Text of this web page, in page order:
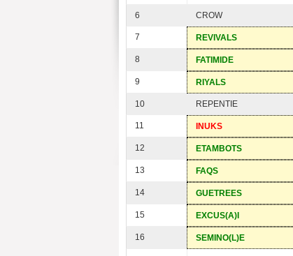
6 CROW
7 REVIVALS
8 FATIMIDE
9 RIYALS
10 REPENTIE
11 INUKS
12 ETAMBOTS
13 FAQS
14 GUETREES
15 EXCUS(A)I
16 SEMINO(L)E